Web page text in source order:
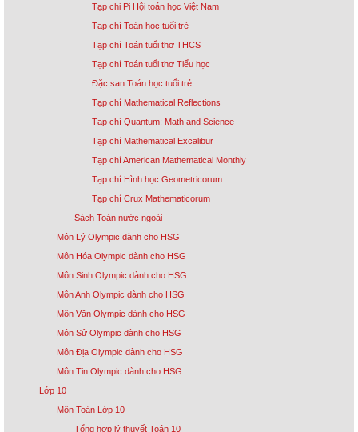
Tạp chi Pi Hội toán học Việt Nam
Tạp chí Toán học tuổi trẻ
Tạp chí Toán tuổi thơ THCS
Tạp chí Toán tuổi thơ Tiểu học
Đặc san Toán học tuổi trẻ
Tạp chí Mathematical Reflections
Tạp chí Quantum: Math and Science
Tạp chí Mathematical Excalibur
Tạp chí American Mathematical Monthly
Tạp chí Hình học Geometricorum
Tạp chí Crux Mathematicorum
Sách Toán nước ngoài
Môn Lý Olympic dành cho HSG
Môn Hóa Olympic dành cho HSG
Môn Sinh Olympic dành cho HSG
Môn Anh Olympic dành cho HSG
Môn Văn Olympic dành cho HSG
Môn Sử Olympic dành cho HSG
Môn Địa Olympic dành cho HSG
Môn Tin Olympic dành cho HSG
Lớp 10
Môn Toán Lớp 10
Tổng hợp lý thuyết Toán 10